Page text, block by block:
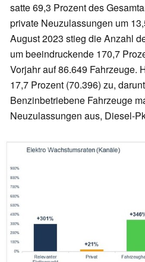
satte 69,3 Prozent des
private Neuzulassungen um
August 2023 stieg die Anzahl
um beeindruckende 170,7
Vorjahr auf 86.649 Fahrzeuge.
17,7 Prozent (70.396) zu,
Benzinbetriebene Fahrzeuge
Neuzulassungen aus, Diesel-